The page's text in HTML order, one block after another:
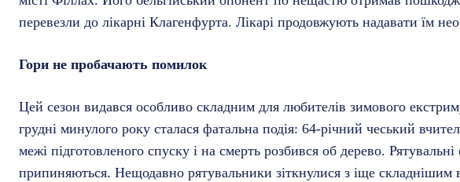
перевезли до лікарні Клагенфурта. Лікарі продовжують надавати їм
Гори не пробачають помилок
Цей сезон видався особливо складним для любителів зимового
грудні минулого року сталася фатальна подія: 64-річний чеський
межі підготовленого спуску і на смерть розбився об дерево. Рятувальні
припиняються. Нещодавно рятувальники зіткнулися з іще складнішим